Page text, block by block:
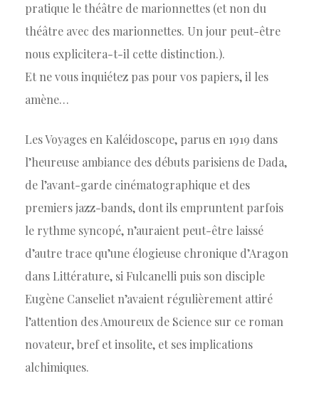
pratique le théâtre de marionnettes (et non du
théâtre avec des marionnettes. Un jour peut-être
nous explicitera-t-il cette distinction.).
Et ne vous inquiétez pas pour vos papiers, il les
amène…
Les Voyages en Kaléidoscope, parus en 1919 dans
l’heureuse ambiance des débuts parisiens de Dada,
de l’avant-garde cinématographique et des
premiers jazz-bands, dont ils empruntent parfois
le rythme syncopé, n’auraient peut-être laissé
d’autre trace qu’une élogieuse chronique d’Aragon
dans Littérature, si Fulcanelli puis son disciple
Eugène Canseliet n’avaient régulièrement attiré
l’attention des Amoureux de Science sur ce roman
novateur, bref et insolite, et ses implications
alchimiques.